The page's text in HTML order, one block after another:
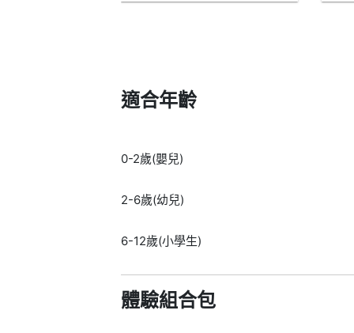
適合年齡
0-2歲(嬰兒)
2-6歲(幼兒)
6-12歲(小學生)
體驗組合包